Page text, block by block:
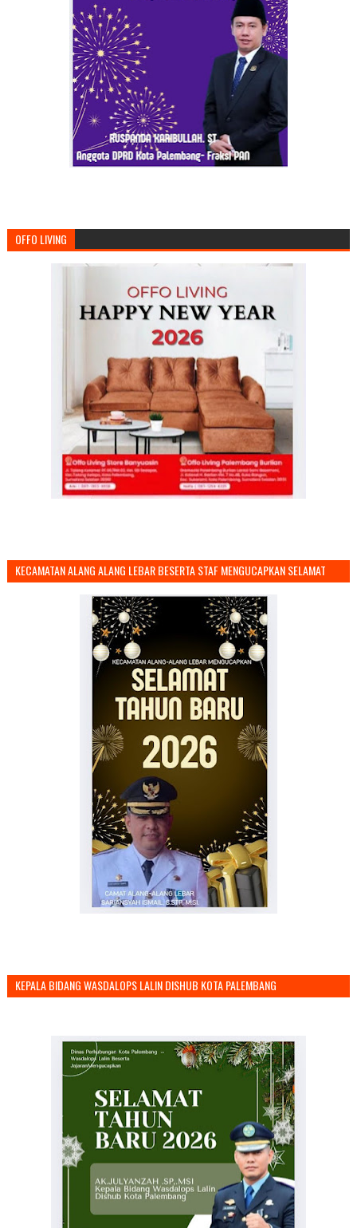
OFFO LIVING
KECAMATAN ALANG ALANG LEBAR BESERTA STAF MENGUCAPKAN SELAMAT
KEPALA BIDANG WASDALOPS LALIN DISHUB KOTA PALEMBANG